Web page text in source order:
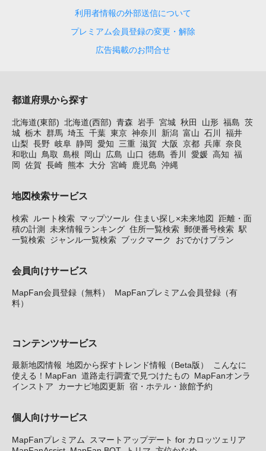
利用者情報の外部送信について
プレミアム会員登録の変更・解除
広告掲載のお問合せ
都道府県から探す
北海道(東部) 北海道(西部) 青森 岩手 宮城 秋田 山形 福島 茨
城 栃木 群馬 埼玉 千葉 東京 神奈川 新潟 富山 石川
福井
山梨 長野 岐阜 静岡 愛知 三重 滋賀 大阪 京都 兵庫 奈良
和歌山
鳥取 島根 岡山 広島 山口 徳島 香川 愛媛 高知 福
岡
佐賀 長崎 熊本 大分 宮崎 鹿児島 沖縄
地図検索サービス
検索 ルート検索 マップツール 住まい探し×未来地図
距離・面
積の計測 未来情報ランキング 住所一覧検索 郵便番号検索 駅
一覧検索 ジャンル一覧検索 ブックマーク おでかけプラン
会員向けサービス
MapFan会員登録（無料）
MapFanプレミアム会員登録（有
料）
コンテンツサービス
最新地図情報 地図から探すトレンド情報（Beta版）
こんなに
使える！MapFan 道路走行調査で見つけたもの MapFanオンラ
インストア
カーナビ地図更新 宿・ホテル・旅館予約
個人向けサービス
MapFanプレミアム
スマートアップデート for カロッツェリア